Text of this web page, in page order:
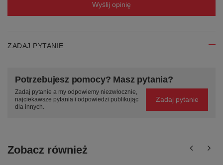
Wyślij opinię
ZADAJ PYTANIE
Potrzebujesz pomocy? Masz pytania?
Zadaj pytanie a my odpowiemy niezwłocznie,
najciekawsze pytania i odpowiedzi publikując
dla innych.
Zadaj pytanie
Zobacz również